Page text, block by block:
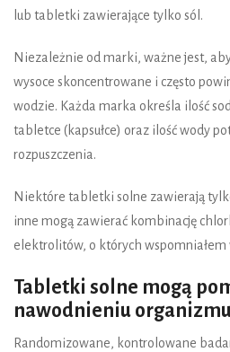
lub tabletki zawierające tylko sól.
Niezależnie od marki, ważne jest,
wysoce skoncentrowane i często
wodzie. Każda marka określa ilość
tabletce (kapsułce) oraz ilość wody
rozpuszczenia.
Niektóre tabletki solne zawierają
inne mogą zawierać kombinację
elektrolitów, o których wspomniałem
Tabletki solne mogą
nawodnieniu
Randomizowane, kontrolowane